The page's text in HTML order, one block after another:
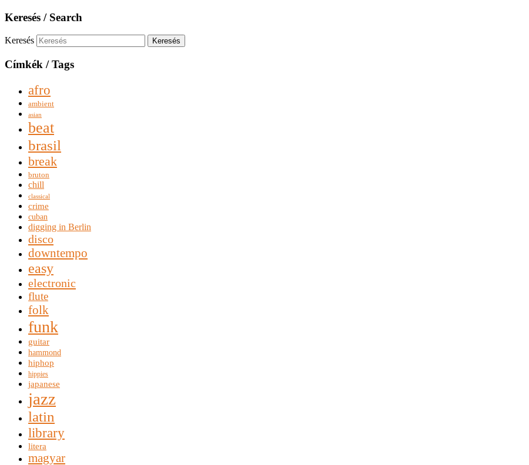
Keresés / Search
Keresés
Címkék / Tags
afro
ambient
asian
beat
brasil
break
bruton
chill
classical
crime
cuban
digging in Berlin
disco
downtempo
easy
electronic
flute
folk
funk
guitar
hammond
hiphop
hippies
japanese
jazz
latin
library
litera
magyar